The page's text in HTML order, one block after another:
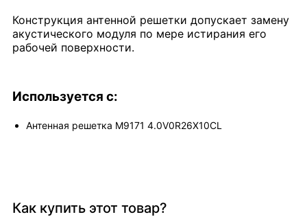
Конструкция антенной решетки допускает замену
акустического модуля по мере истирания его
рабочей поверхности.
Используется с:
Антенная решетка M9171 4.0V0R26X10CL
Как купить этот товар?